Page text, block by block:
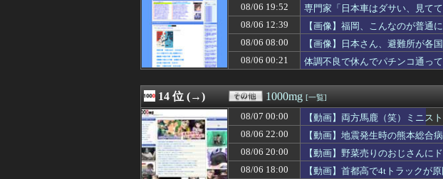
08/07 00:10
元山飛優←意外と守備範囲が微妙だった件
08/07 00:10
【画像】セクシー女優・三浦恵理子、全裸ナ
08/07 00:10
【動画】スレンダー美脚女子大生さん、公園
08/07 00:10
オタク「実際にプレイしたらわかるけどライ
08/07 00:10
「安物買いの銭失いだったねぇ」とインドネ
08/07 00:10
【外国人採用アンケ】諮問機関「差別、非公
08/07 00:09
【FF14】フォークタワー魔の塔Nで「床トラ
08/07 00:09
【画像】髪型が完全に『鬼頭』な女キャラ
08/07 00:09
あの咀嚼音がどうしても無理で吐きそう
08/07 00:09
しぐれういって×××なの？
08/07 00:09
半年で115キロから75キロまで落としたわいの
08/07 00:07
【仮面ライダーマイス】「変身ベルト DXマ
08/07 00:07
【速報】イオンモール熊本の爆発原因が判明
08/07 00:06
彼がうちの老犬を仰向けにしてお腹を踏んだ
08/06 19:52
専門家「日本車はダサい、見てて
08/06 12:39
【画像】福岡、こんなのが普通
08/06 08:00
【画像】日本さん、避難所が各
08/06 00:21
体調不良で休んでパチンコ通っ
14 位 (→) 1000mg [一覧]
08/07 00:00
【動画】両方馬鹿（笑）ミニス
08/06 22:00
【動画】地震発生時の熊本総合
08/06 20:00
【動画】野菜売りのおじさんに
08/06 18:00
【動画】首都高で4tトラックが